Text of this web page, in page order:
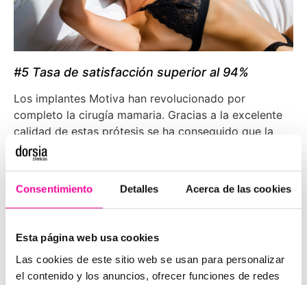
Consentimiento Detalles Acerca de las cookies
Esta página web usa cookies
Las cookies de este sitio web se usan para personalizar
el contenido y los anuncios, ofrecer funciones de redes
#5 Tasa de satisfacción superior al 94%
Los implantes Motiva han revolucionado por
completo la cirugía mamaria. Gracias a la excelente
calidad de estas prótesis se ha conseguido que la
tasa de satisfacción ascienda al 94,5% de promedio
entre todas las pacientes que apuestan por ellos.
#6 Porcentaje mínimo de ruptura
reducir al mínimo la tasa de ruptura durante el
proceso de implantación. Con estas
encuentra por debajo del 0,1%.